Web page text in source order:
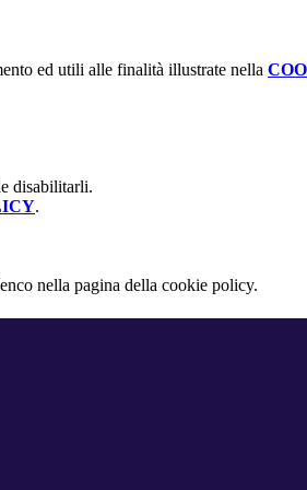
ed utili alle finalità illustrate nella
disabilitarli.
.
nella pagina della cookie policy.